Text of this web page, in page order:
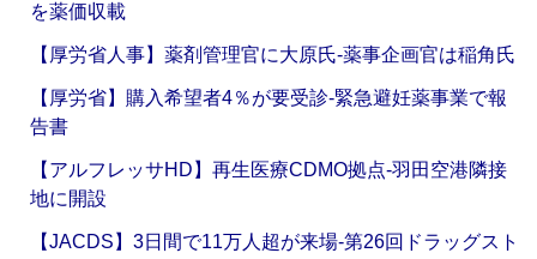
を薬価収載
【厚労省人事】薬剤管理官に大原氏‐薬事企画官は稲角氏
【厚労省】購入希望者4％が要受診‐緊急避妊薬事業で報
告書
【アルフレッサHD】再生医療CDMO拠点‐羽田空港隣接
地に開設
【JACDS】3日間で11万人超が来場‐第26回ドラッグスト